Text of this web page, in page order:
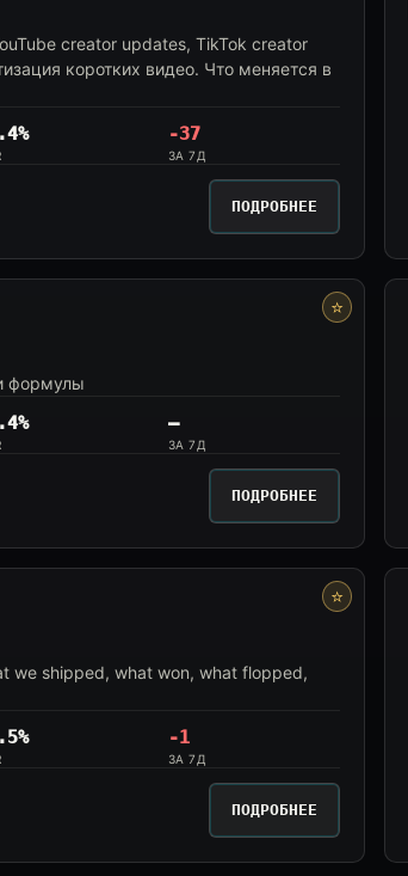
creator updates, TikTok creator
коротких видео. Что меняется в
-37
ЗА 7Д
ПОДРОБНЕЕ
⭐
формулы
—
ЗА 7Д
ПОДРОБНЕЕ
⭐
we shipped, what won, what flopped,
-1
ЗА 7Д
ПОДРОБНЕЕ